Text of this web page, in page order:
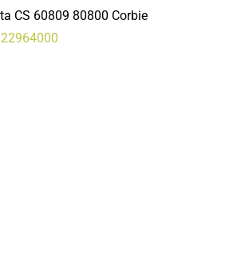
CS 60809 80800 Corbie